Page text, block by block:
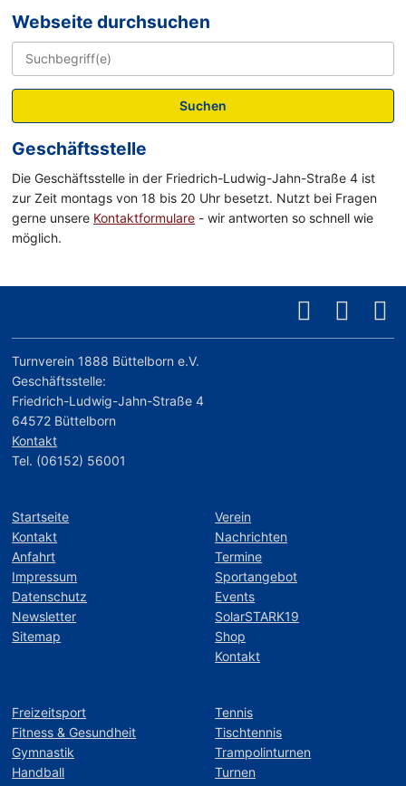
Webseite durchsuchen
Suchen
Geschäftsstelle
Die Geschäftsstelle in der Friedrich-Ludwig-Jahn-Straße 4 ist
zur Zeit montags von 18 bis 20 Uhr besetzt. Nutzt bei Fragen
gerne unsere Kontaktformulare - wir antworten so schnell wie
möglich.
Turnverein 1888 Büttelborn e.V.
Geschäftsstelle:
Friedrich-Ludwig-Jahn-Straße 4
64572 Büttelborn
Kontakt
Tel. (06152) 56001
Startseite
Kontakt
Anfahrt
Impressum
Datenschutz
Newsletter
Sitemap
Verein
Nachrichten
Termine
Sportangebot
Events
SolarSTARK19
Shop
Kontakt
Freizeitsport
Fitness & Gesundheit
Gymnastik
Handball
Tennis
Tischtennis
Trampolinturnen
Turnen